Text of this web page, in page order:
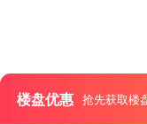
楼盘优惠 抢先获取楼